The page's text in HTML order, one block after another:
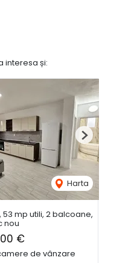
interesa și:
Harta
Next
mp utili, 2 balcoane,
nou
€
de vânzare